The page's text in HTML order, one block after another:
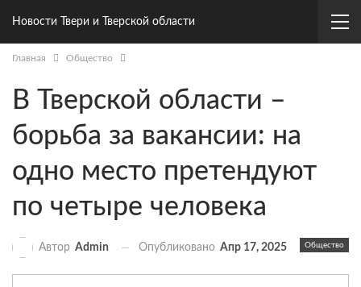
Новости Твери и Тверской области
Главная Общество
В Тверской области –
борьба за вакансии: на
одно место претендуют
по четыре человека
Общество
Автор Admin Опубликовано Апр 17, 2025